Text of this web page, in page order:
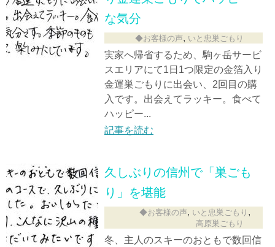
な気分
◆お客様の声, いと忠巣ごもり
実家へ帰省するため、駒ヶ岳サービ
スエリアにて1日1つ限定の金箔入り
金運巣ごもりに出会い、2回目の購
入です。出会えてラッキー。食べて
ハッピー...
記事を読む
久しぶりの信州で「巣ごも
り」を堪能
◆お客様の声, いと忠巣ごもり ,
高原巣ごもり
冬、主人のスキーのおともで数回信